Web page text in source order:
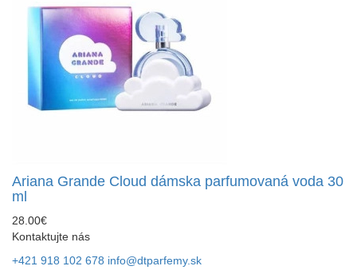
Ariana Grande Cloud dámska parfumovaná voda 30
ml
28.00€
Kontaktujte nás
+421 918 102 678 info@dtparfemy.sk